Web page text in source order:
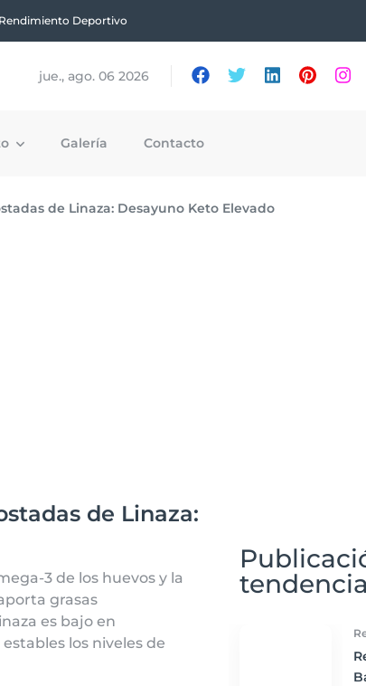
Deportivo
jue., ago. 06 2026
Galería Contacto
de Linaza: Desayuno Keto Elevado
de Linaza:
3 de los huevos y la
grasas
es bajo en
los niveles de
tendencia